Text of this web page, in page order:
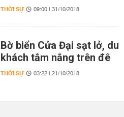
THỜI SỰ 09:00 | 31/10/2018
Bờ biển Cửa Đại sạt lở, du
khách tắm nắng trên đê
THỜI SỰ 03:22 | 21/10/2018